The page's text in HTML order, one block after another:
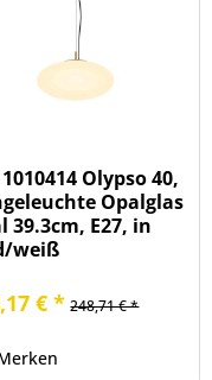
1010414 Olypso 40,
Opalglas
39.3cm, E27, in
weiß
€ * 248,71 € *